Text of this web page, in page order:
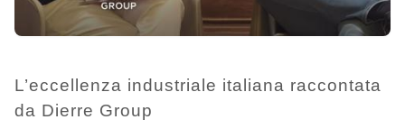
L’eccellenza industriale italiana raccontata
da Dierre Group